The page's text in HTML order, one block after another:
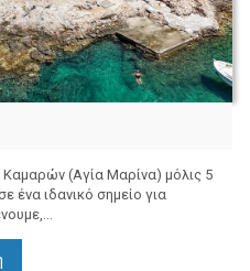
(Αγία Μαρίνα) μόλις 5
ένα ιδανικό σημείο για